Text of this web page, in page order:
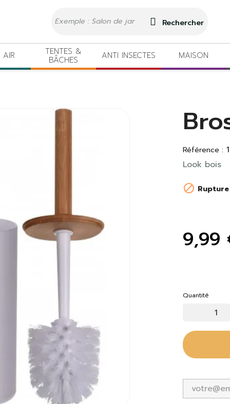
Rechercher
AIR TENTES &
BÂCHES ANTI INSECTES MAISON
Référence :
Look bois

9,99
Quantité